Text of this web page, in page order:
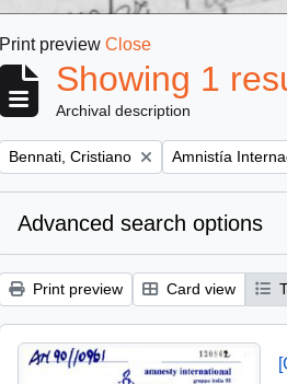
Print preview Close
Showing 1
Archival description
Remove filter:
Bennati, Cristiano Remove filter:
Amnistía
Advanced search options
Print preview Card view